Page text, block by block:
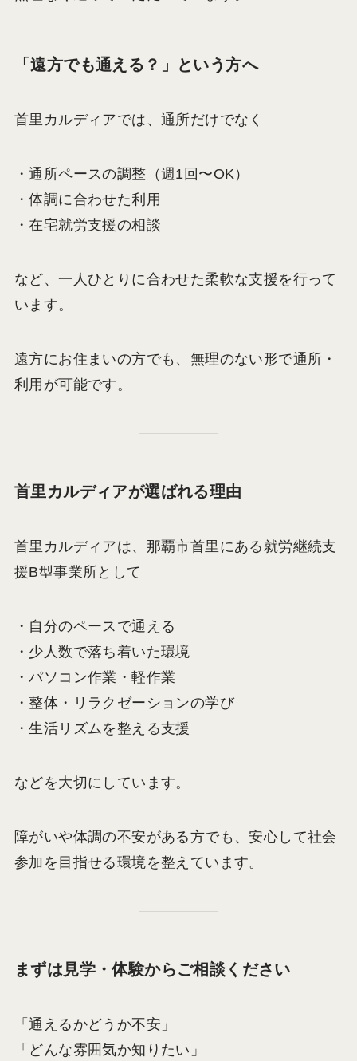
「遠方でも通える？」という方へ
首里カルディアでは、通所だけでなく
・通所ペースの調整（週1回〜OK）
・体調に合わせた利用
・在宅就労支援の相談
など、一人ひとりに合わせた柔軟な支援を行って
います。
遠方にお住まいの方でも、無理のない形で通所・
利用が可能です。
首里カルディアが選ばれる理由
首里カルディアは、那覇市首里にある就労継続支
援B型事業所として
・自分のペースで通える
・少人数で落ち着いた環境
・パソコン作業・軽作業
・整体・リラクゼーションの学び
・生活リズムを整える支援
などを大切にしています。
障がいや体調の不安がある方でも、安心して社会
参加を目指せる環境を整えています。
まずは見学・体験からご相談ください
「通えるかどうか不安」
「どんな雰囲気か知りたい」